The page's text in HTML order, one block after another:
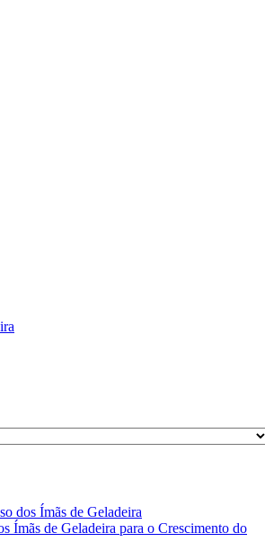
dos Ímãs de Geladeira
Ímãs de Geladeira para o Crescimento do